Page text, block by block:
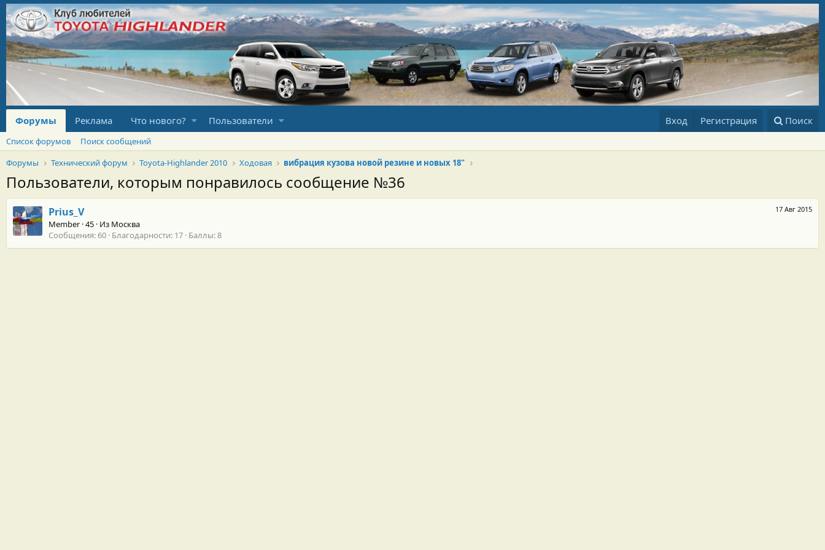
Форумы Реклама Что нового? Пользователи Вход Регистрация Поиск
Список форумов
Поиск сообщений
Форумы
Технический форум Toyota-Highlander 2010 Ходовая вибрация кузова новой резине и новых 18"
Пользователи, которым понравилось сообщение №36
17 Авг 2015
Prius_V
Member ·45 · Из Москва
Сообщения 60 Благодарности 17 Баллы 8